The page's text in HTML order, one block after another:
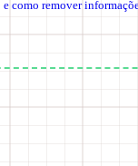
como remover